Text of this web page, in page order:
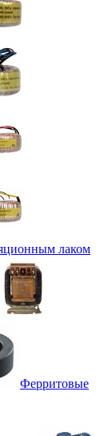
лаком
Ферритовые